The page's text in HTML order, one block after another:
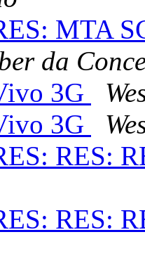
MTA
da
3G
3G
RES:
RES: